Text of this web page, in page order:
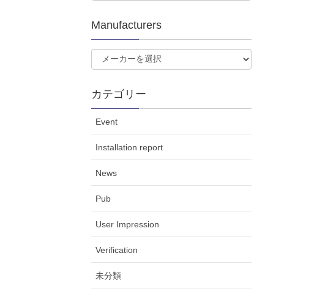
Manufacturers
カテゴリー
Event
Installation report
News
Pub
User Impression
Verification
未分類